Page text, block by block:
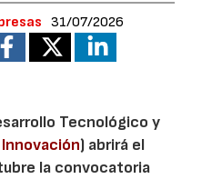
31/07/2026
Tecnológico y
Innovación) abrirá el
la convocatoria